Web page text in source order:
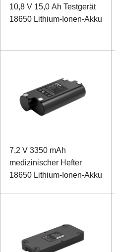
10,8 V 15,0 Ah Testgerät
18650 Lithium-Ionen-Akku
7,2 V 3350 mAh
medizinischer Hefter
18650 Lithium-Ionen-Akku